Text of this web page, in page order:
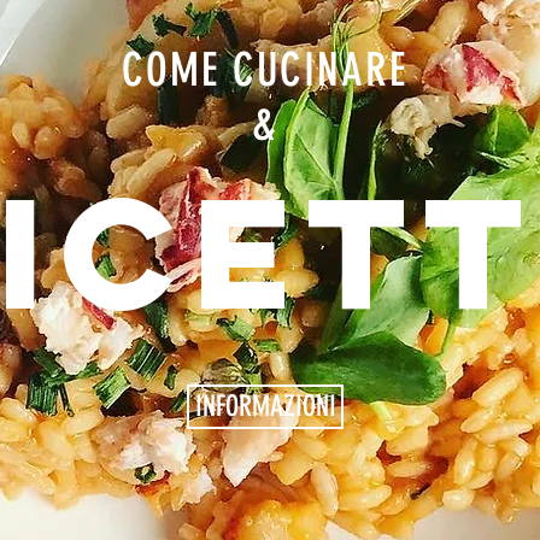
COME CUCINARE
&
INFORMAZIONI